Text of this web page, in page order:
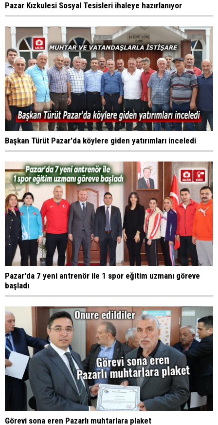
Pazar Kızkulesi Sosyal Tesisleri ihaleye hazırlanıyor
Başkan Türüt Pazar'da köylere giden yatırımları inceledi
Pazar'da 7 yeni antrenör ile 1 spor eğitim uzmanı göreve
başladı
Görevi sona eren Pazarlı muhtarlara plaket